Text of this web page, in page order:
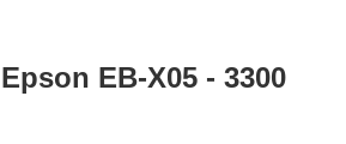
EB-X05 - 3300